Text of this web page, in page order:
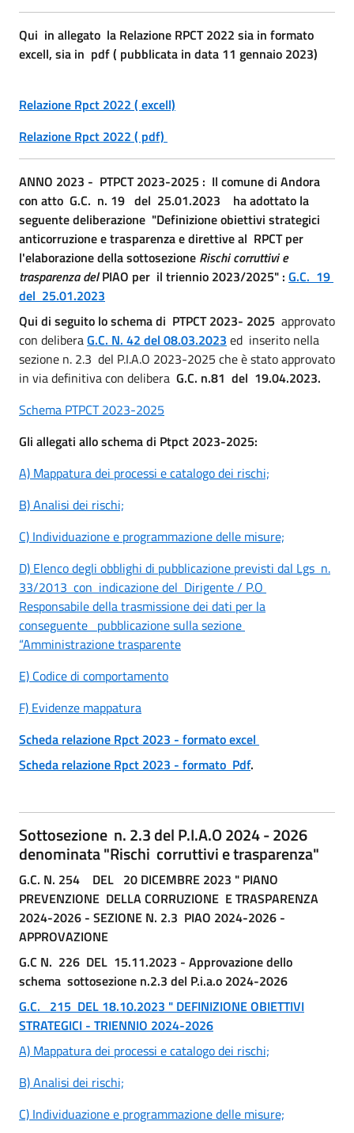
Qui in allegato la Relazione RPCT 2022 sia in formato
excell, sia in pdf ( pubblicata in data 11 gennaio 2023)
Relazione Rpct 2022 ( excell)
Relazione Rpct 2022 ( pdf)
ANNO 2023 - PTPCT 2023-2025 : Il comune di Andora
con atto G.C. n. 19 del 25.01.2023 ha adottato la
seguente deliberazione "Definizione obiettivi strategici
anticorruzione e trasparenza e direttive al RPCT per
l'elaborazione della sottosezione Rischi corruttivi e
trasparenza delPIAO per il triennio 2023/2025" : G.C. 19
del 25.01.2023
Qui di seguito lo schema di PTPCT 2023- 2025 approvato
con deliberaG.C. N. 42 del 08.03.2023 ed inserito nella
sezione n. 2.3 del P.I.A.O 2023-2025 che è stato approvato
in via definitiva con delibera G.C. n.81 del 19.04.2023.
Schema PTPCT 2023-2025
Gli allegati allo schema di Ptpct 2023-2025:
A) Mappatura dei processi e catalogo dei rischi;
B) Analisi dei rischi;
C) Individuazione e programmazione delle misure;
D) Elenco degli obblighi di pubblicazione previsti dal Lgs n.
33/2013 con indicazione del Dirigente / P.O
Responsabile della trasmissione dei dati per la
conseguente pubblicazione sulla sezione
“Amministrazione trasparente
E) Codice di comportamento
F) Evidenze mappatura
Scheda relazione Rpct 2023 - formato excel
Scheda relazione Rpct 2023 - formato Pdf.
Sottosezione n. 2.3 del P.I.A.O 2024 - 2026
denominata "Rischi corruttivi e trasparenza"
G.C. N. 254 DEL 20 DICEMBRE 2023 " PIANO
PREVENZIONE DELLA CORRUZIONE E TRASPARENZA
2024-2026 - SEZIONE N. 2.3 PIAO 2024-2026 -
APPROVAZIONE
G.C N. 226 DEL 15.11.2023 - Approvazione dello
schema sottosezione n.2.3 del P.i.a.o 2024-2026
G.C. 215 DEL 18.10.2023 " DEFINIZIONE OBIETTIVI
STRATEGICI - TRIENNIO 2024-2026
A) Mappatura dei processi e catalogo dei rischi;
B) Analisi dei rischi;
C) Individuazione e programmazione delle misure;